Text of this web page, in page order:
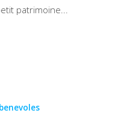
patrimoine...